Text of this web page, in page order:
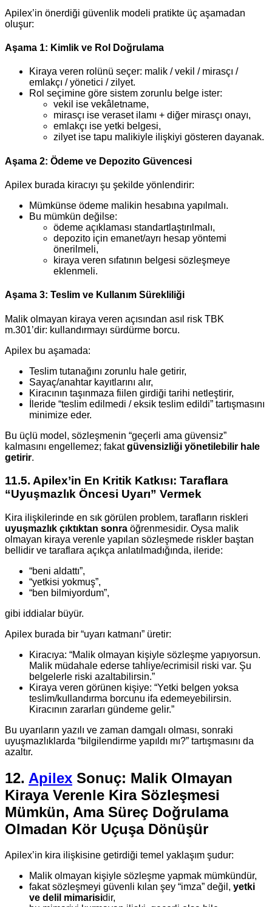
Apilex’in önerdiği güvenlik modeli pratikte üç aşamadan
oluşur:
Aşama 1: Kimlik ve Rol Doğrulama
Kiraya veren rolünü seçer: malik / vekil / mirasçı /
emlakçı / yönetici / zilyet.
Rol seçimine göre sistem zorunlu belge ister:
vekil ise vekâletname,
mirasçı ise veraset ilamı + diğer mirasçı onayı,
emlakçı ise yetki belgesi,
zilyet ise tapu malikiyle ilişkiyi gösteren dayanak.
Aşama 2: Ödeme ve Depozito Güvencesi
Apilex burada kiracıyı şu şekilde yönlendirir:
Mümkünse ödeme malikin hesabına yapılmalı.
Bu mümkün değilse:
ödeme açıklaması standartlaştırılmalı,
depozito için emanet/ayrı hesap yöntemi
önerilmeli,
kiraya veren sıfatının belgesi sözleşmeye
eklenmeli.
Aşama 3: Teslim ve Kullanım Sürekliliği
Malik olmayan kiraya veren açısından asıl risk TBK
m.301’dir: kullandırmayı sürdürme borcu.
Apilex bu aşamada:
Teslim tutanağını zorunlu hale getirir,
Sayaç/anahtar kayıtlarını alır,
Kiracının taşınmaza fiilen girdiği tarihi netleştirir,
İleride “teslim edilmedi / eksik teslim edildi” tartışmasını
minimize eder.
Bu üçlü model, sözleşmenin “geçerli ama güvensiz”
kalmasını engellemez; fakatgüvensizliği yönetilebilir hale
getirir.
11.5. Apilex’in En Kritik Katkısı: Taraflara
“Uyuşmazlık Öncesi Uyarı” Vermek
Kira ilişkilerinde en sık görülen problem, tarafların riskleri
uyuşmazlık çıktıktan sonra öğrenmesidir. Oysa malik
olmayan kiraya verenle yapılan sözleşmede riskler baştan
bellidir ve taraflara açıkça anlatılmadığında, ileride:
“beni aldattı”,
“yetkisi yokmuş”,
“ben bilmiyordum”,
gibi iddialar büyür.
Apilex burada bir “uyarı katmanı” üretir:
Kiracıya: “Malik olmayan kişiyle sözleşme yapıyorsun.
Malik müdahale ederse tahliye/ecrimisil riski var. Şu
belgelerle riski azaltabilirsin.”
Kiraya veren görünen kişiye: “Yetki belgen yoksa
teslim/kullandırma borcunu ifa edemeyebilirsin.
Kiracının zararları gündeme gelir.”
Bu uyarıların yazılı ve zaman damgalı olması, sonraki
uyuşmazlıklarda “bilgilendirme yapıldı mı?” tartışmasını da
azaltır.
12. Apilex Sonuç: Malik Olmayan
Kiraya Verenle Kira Sözleşmesi
Mümkün, Ama Süreç Doğrulama
Olmadan Kör Uçuşa Dönüşür
Apilex’in kira ilişkisine getirdiği temel yaklaşım şudur:
Malik olmayan kişiyle sözleşme yapmak mümkündür,
fakat sözleşmeyi güvenli kılan şey “imza” değil, yetki
ve delil mimarisidir,